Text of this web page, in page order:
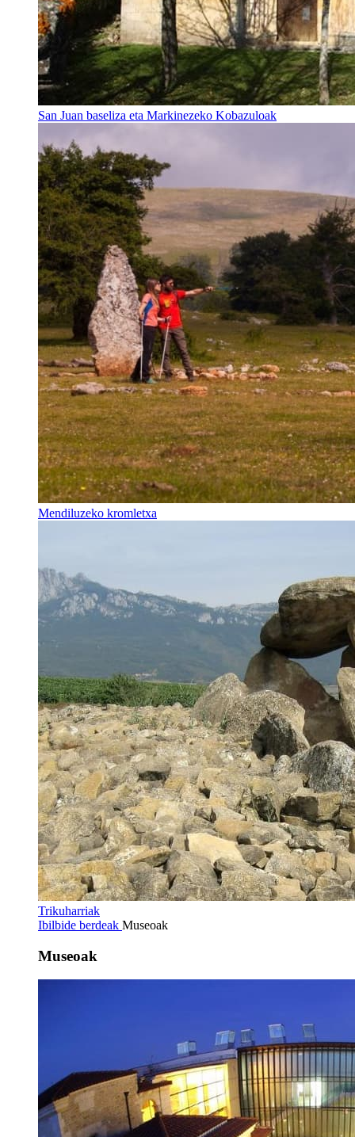
San Juan baseliza eta Markinezeko Kobazuloak
Mendiluzeko kromletxa
Trikuharriak
Ibilbide berdeak Museoak
Museoak